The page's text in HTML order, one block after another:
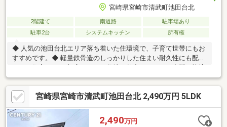
宮崎県宮崎市清武町池田台北
2階建て 南道路
駐車場あり
駐車2台
システムキッチン 所有権
◆ 人気の池田台北エリア落ち着いた住環境で、子育て世帯にもお
すすめです。◆ 軽量鉄骨造のしっかりした住まい耐久性にも配慮
に暮らせます。◆ 駐車2～3台可能来客時や複数台所有のご家庭に
も便利。◆ 設備充実の中古住宅暮らしやすさに配慮された住まい
です。◆ バス停徒歩約1分の利便性通勤・通学にも便利な立地。
宮崎県宮崎市清武町池田台北 2,490万円 5LDK
2,490万円